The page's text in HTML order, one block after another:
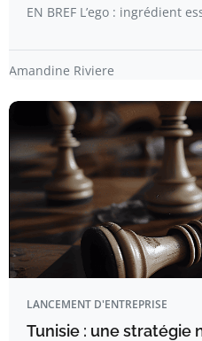
EN BREF L’ego : ingrédient
Amandine Riviere
LANCEMENT D'ENTREPRISE
Tunisie : une stratégie